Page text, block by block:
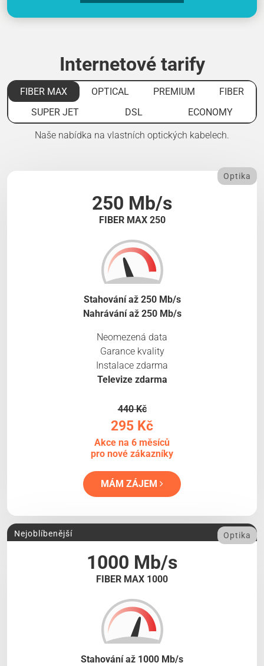
Internetové tarify
FIBER MAX OPTICAL PREMIUM
FIBER
SUPER JET
DSL ECONOMY
Naše nabídka na vlastních optických kabelech.
250 Mb/s
FIBER MAX 250
Optika
Stahování až 250 Mb/s
Nahrávání až 250 Mb/s
Neomezená data
Garance kvality
Instalace zdarma
Televize zdarma
440 Kč
295 Kč
Akce na 6 měsíců
pro nové zákazníky
MÁM ZÁJEM
1000 Mb/s
FIBER MAX 1000
Nejoblíbenější Optika
Stahování až 1000 Mb/s